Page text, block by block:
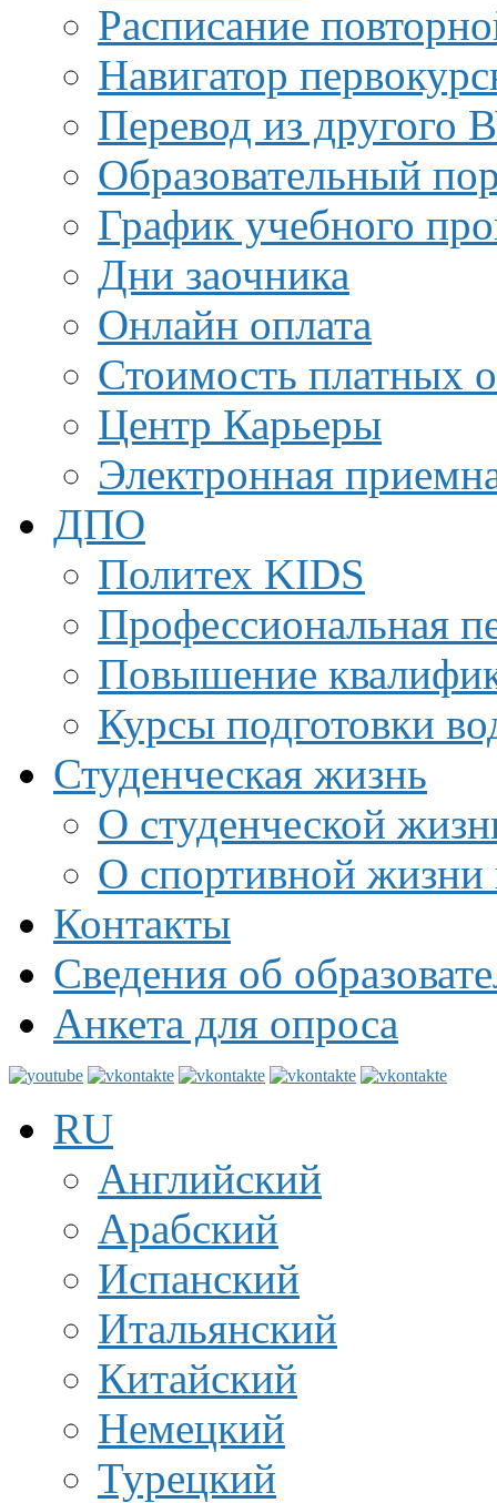
Расписание
Навигатор
Перевод из другого
Образовательный
График учебного
Дни заочника
Онлайн оплата
Стоимость платных
Центр Карьеры
Электронная
ДПО
Политех KIDS
Профессиональная
Повышение
Курсы подготовки
Студенческая жизнь
О студенческой
О спортивной жизни
Контакты
Сведения об
Анкета для опроса
RU
Английский
Арабский
Испанский
Итальянский
Китайский
Немецкий
Турецкий